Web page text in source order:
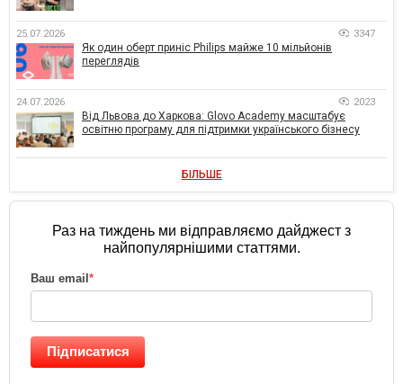
25.07.2026 3347
Як один оберт приніс Philips майже 10 мільйонів
переглядів
24.07.2026 2023
Від Львова до Харкова: Glovo Academy масштабує
освітню програму для підтримки українського бізнесу
БІЛЬШЕ
Раз на тиждень ми відправляємо дайджест з
найпопулярнішими статтями.
Ваш email*
Підписатися